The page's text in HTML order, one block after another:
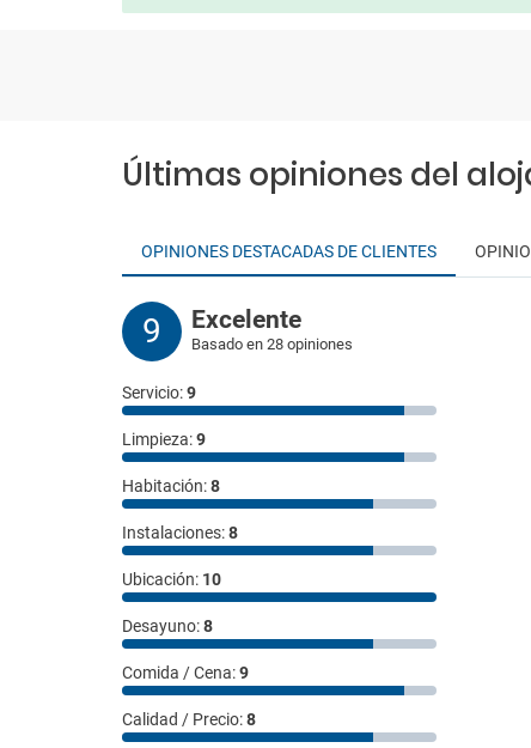
Últimas opiniones del
OPINIONES DESTACADAS DE CLIENTES
9 Excelente
Basado en 28 opiniones
Servicio:9
Limpieza:9
Habitación:8
Instalaciones:8
Ubicación: 10
Desayuno:8
Comida / Cena:9
Calidad / Precio:8